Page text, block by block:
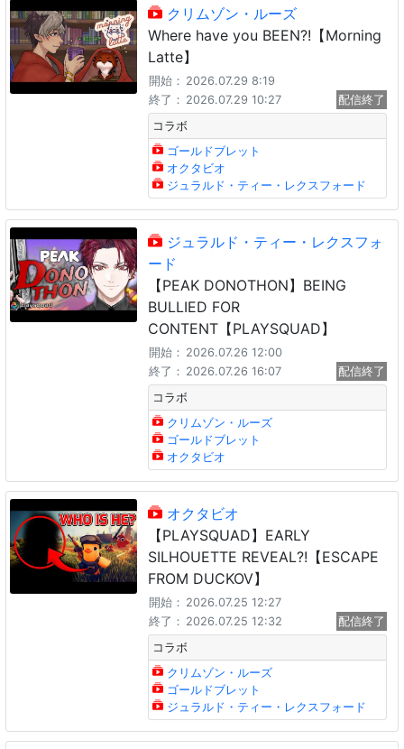
クリムゾン・ルーズ
Where have you BEEN?!【Morning
Latte】
開始： 2026.07.29 8:19
終了： 2026.07.29 10:27
配信終了
コラボ
ゴールドブレット
オクタビオ
ジュラルド・ティー・レクスフォード
ジュラルド・ティー・レクスフォ
ード
【PEAK DONOTHON】BEING
BULLIED FOR
CONTENT【PLAYSQUAD】
開始： 2026.07.26 12:00
終了： 2026.07.26 16:07
配信終了
コラボ
クリムゾン・ルーズ
ゴールドブレット
オクタビオ
オクタビオ
【PLAYSQUAD】EARLY
SILHOUETTE REVEAL?!【ESCAPE
FROM DUCKOV】
開始： 2026.07.25 12:27
終了： 2026.07.25 12:32
配信終了
コラボ
クリムゾン・ルーズ
ゴールドブレット
ジュラルド・ティー・レクスフォード